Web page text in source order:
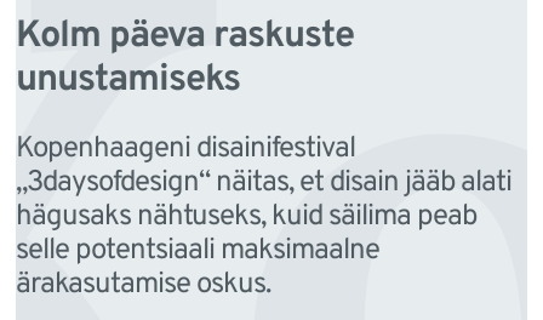
Kolm päeva raskuste
unustamiseks
Kopenhaageni disainifestival
„3daysofdesign“ näitas, et disain jääb alati
hägusaks nähtuseks, kuid säilima peab
selle potentsiaali maksimaalne
ärakasutamise oskus.